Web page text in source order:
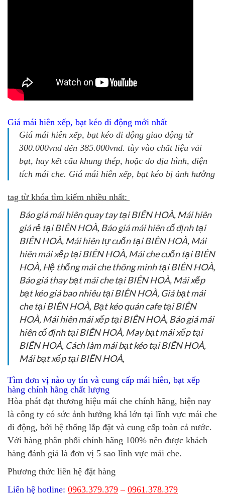
Giá mái hiên xếp, bạt kéo di động mới nhất
Giá mái hiên xếp, bạt kéo di động giao động từ
300.000vnd đến 385.000vnd. tùy vào chất liệu vải
bạt, hay kết cấu khung thép, hoặc do địa hình, diện
tích mái che. Giá mái hiên xếp, bạt kéo bị ảnh hưởng
tag từ khóa tìm kiếm nhiều nhất:
Báo giá mái hiên quay tay tại BIÊN HOÀ, Mái hiên
giá rẻ tại BIÊN HOÀ, Báo giá mái hiên cố định tại
BIÊN HOÀ, Mái hiên tự cuốn tại BIÊN HOÀ, Mái
hiên mái xếp tại BIÊN HOÀ, Mái che cuốn tại BIÊN
HOÀ, Hệ thống mái che thông minh tại BIÊN HOÀ,
Báo giá thay bạt mái che tại BIÊN HOÀ, Mái xếp
bạt kéo giá bao nhiêu tại BIÊN HOÀ, Giá bạt mái
che tại BIÊN HOÀ, Bạt kéo quán cafe tại BIÊN
HOÀ, Mái hiên mái xếp tại BIÊN HOÀ, Báo giá mái
hiên cố định tại BIÊN HOÀ, May bạt mái xếp tại
BIÊN HOÀ, Cách làm mái bạt kéo tại BIÊN HOÀ,
Mái bạt xếp tại BIÊN HOÀ,
Tìm đơn vị nào uy tín và cung cấp mái hiên, bạt xếp
hàng chính hãng chất lượng
Hòa phát đạt thương hiệu mái che chính hãng, hiện nay
là công ty có sức ảnh hưởng khá lớn tại lĩnh vực mái che
di động, bởi hệ thống lắp đặt và cung cấp toàn cả nước.
Với hàng phân phối chính hãng 100% nên được khách
hàng đánh giá là đơn vị 5 sao lĩnh vực mái che.
Phương thức liên hệ đặt hàng
Liên hệ hotline: 0963.379.379 – 0961.378.379